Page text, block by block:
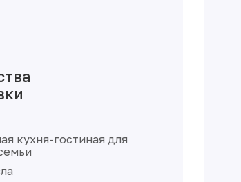
кухня-гостиная для